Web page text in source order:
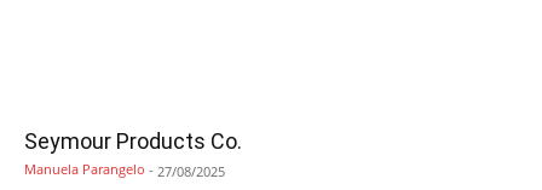
Seymour Products Co.
Manuela Parangelo - 27/08/2025